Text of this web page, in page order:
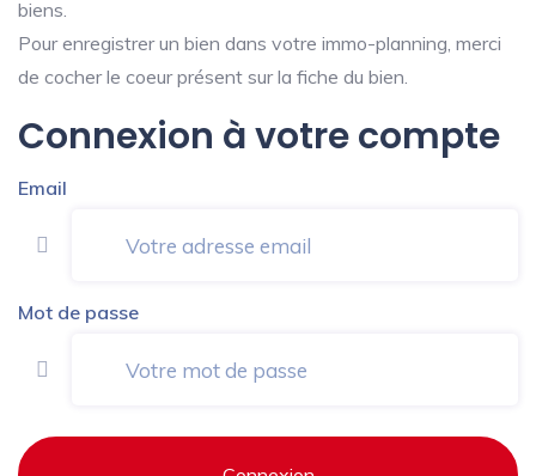
biens.
Pour enregistrer un bien dans votre immo-planning, merci
de cocher le coeur présent sur la fiche du bien.
Connexion à votre compte
Email
Mot de passe